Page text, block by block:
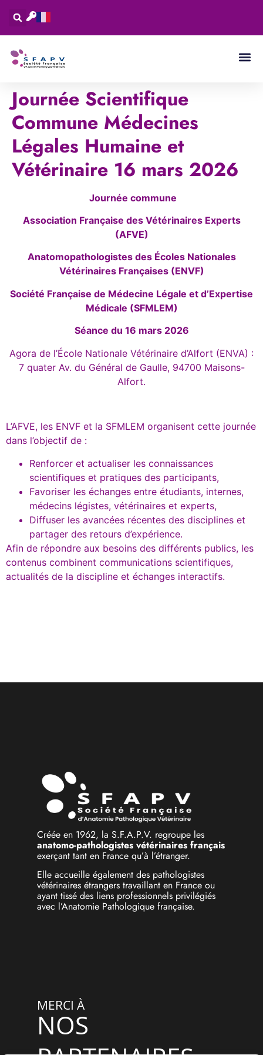
Journée Scientifique
Commune Médecines
Légales Humaine et
Vétérinaire 16 mars 2026
Journée commune
Association Française des Vétérinaires Experts
(AFVE)
Anatomopathologistes des Écoles Nationales
Vétérinaires Françaises (ENVF)
Société Française de Médecine Légale et d’Expertise
Médicale (SFMLEM)
Séance du 16 mars 2026
Agora de l’École Nationale Vétérinaire d’Alfort (ENVA) :
7 quater Av. du Général de Gaulle, 94700 Maisons-
Alfort.
L’AFVE, les ENVF et la SFMLEM organisent cette journée
dans l’objectif de :
Renforcer et actualiser les connaissances
scientifiques et pratiques des participants,
Favoriser les échanges entre étudiants, internes,
médecins légistes, vétérinaires et experts,
Diffuser les avancées récentes des disciplines et
partager des retours d’expérience.
Afin de répondre aux besoins des différents publics, les
contenus combinent communications scientifiques,
actualités de la discipline et échanges interactifs.
Créée en 1962, la S.F.A.P.V. regroupe les
anatomo-pathologistes vétérinaires français
exerçant tant en France qu’à l’étranger.
Elle accueille également des pathologistes
vétérinaires étrangers travaillant en France ou
ayant tissé des liens professionnels privilégiés
avec l’Anatomie Pathologique française.
MERCI À
NOS